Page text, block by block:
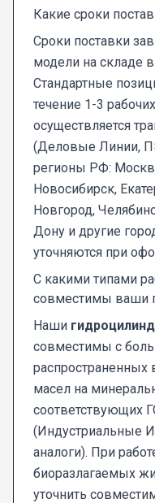
Какие сроки
Сроки поставки
модели на складе в
Стандартные
течение 1-3
осуществляется
(Деловые Линии,
регионы РФ:
Новосибирск,
Новгород,
Дону и другие
уточняются при
С какими типами
совместимы ваши
Наши
совместимы с
распространенных
масел на
соответствующих
(Индустриальные
аналоги). При
биоразлагаемых
уточнить